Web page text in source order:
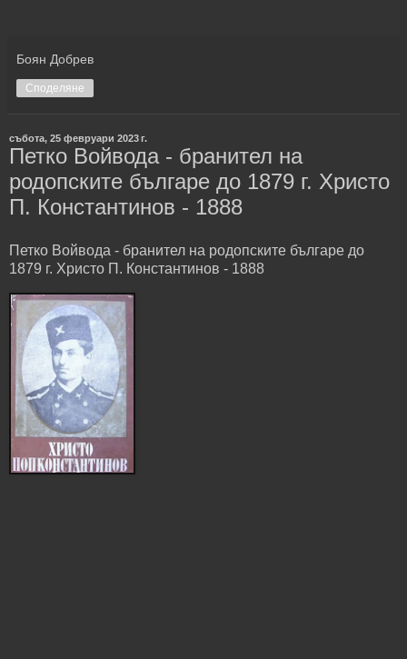
Боян Добрев
Споделяне
събота, 25 февруари 2023 г.
Петко Войвода - бранител на
родопските българе до 1879 г. Христо
П. Константинов - 1888
Петко Войвода - бранител на родопските българе до
1879 г. Христо П. Константинов - 1888